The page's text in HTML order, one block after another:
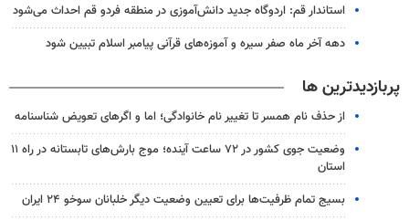
استاندار قم: اردوگاه جدید دانش‌آموزی در منطقه فردو قم احداث می‌شود
دهه آخر ماه صفر سیره و آموزه‌های قرآنی پیامبر اسلام تبیین شود
پربازدیدترین ها
از حذف نام همسر تا تغییر نام خانوادگی؛ اما و اگرهای تعویض شناسنامه
وضعیت جوی کشور در ۷۲ ساعت آینده؛ موج بارش‌های تابستانه در راه ۱۱
استان
بسیج تمام ظرفیت‌ها برای تعیین وضعیت دیگر خلبانان سوخو ۲۴ ایران